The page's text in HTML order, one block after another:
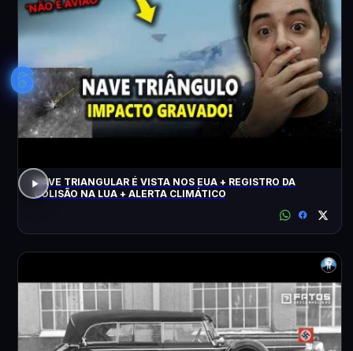
6
NAVE TRIANGULAR É VISTA NOS EUA + REGISTRO DA
COLISÃO NA LUA + ALERTA CLIMÁTICO